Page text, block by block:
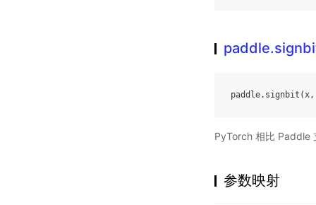
paddle. signbit (x,
PyTorch 相比 Paddle
参数映射